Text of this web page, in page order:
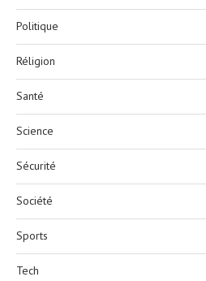
Politique
Réligion
Santé
Science
Sécurité
Société
Sports
Tech